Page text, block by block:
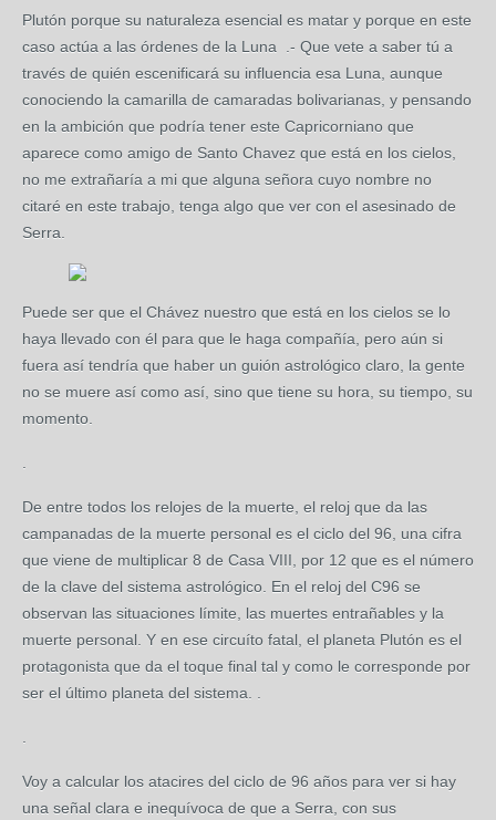
Plutón porque su naturaleza esencial es matar y porque en este
caso actúa a las órdenes de la Luna .- Que vete a saber tú a
través de quién escenificará su influencia esa Luna, aunque
conociendo la camarilla de camaradas bolivarianas, y pensando
en la ambición que podría tener este Capricorniano que
aparece como amigo de Santo Chavez que está en los cielos,
no me extrañaría a mi que alguna señora cuyo nombre no
citaré en este trabajo, tenga algo que ver con el asesinado de
Serra.
Puede ser que el Chávez nuestro que está en los cielos se lo
haya llevado con él para que le haga compañía, pero aún si
fuera así tendría que haber un guión astrológico claro, la gente
no se muere así como así, sino que tiene su hora, su tiempo, su
momento.
De entre todos los relojes de la muerte, el reloj que da las
campanadas de la muerte personal es el ciclo del 96, una cifra
que viene de multiplicar 8 de Casa VIII, por 12 que es el número
de la clave del sistema astrológico. En el reloj del C96 se
observan las situaciones límite, las muertes entrañables y la
muerte personal. Y en ese circuíto fatal, el planeta Plutón es el
protagonista que da el toque final tal y como le corresponde por
ser el último planeta del sistema. .
Voy a calcular los atacires del ciclo de 96 años para ver si hay
una señal clara e inequívoca de que a Serra, con sus